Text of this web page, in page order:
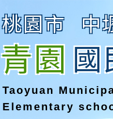
桃園市 中
青園國
Taoyuan
Elementary